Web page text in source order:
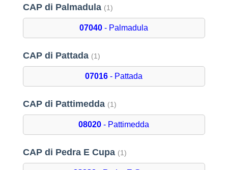
CAP di Palmadula (1)
07040 - Palmadula
CAP di Pattada (1)
07016 - Pattada
CAP di Pattimedda (1)
08020 - Pattimedda
CAP di Pedra E Cupa (1)